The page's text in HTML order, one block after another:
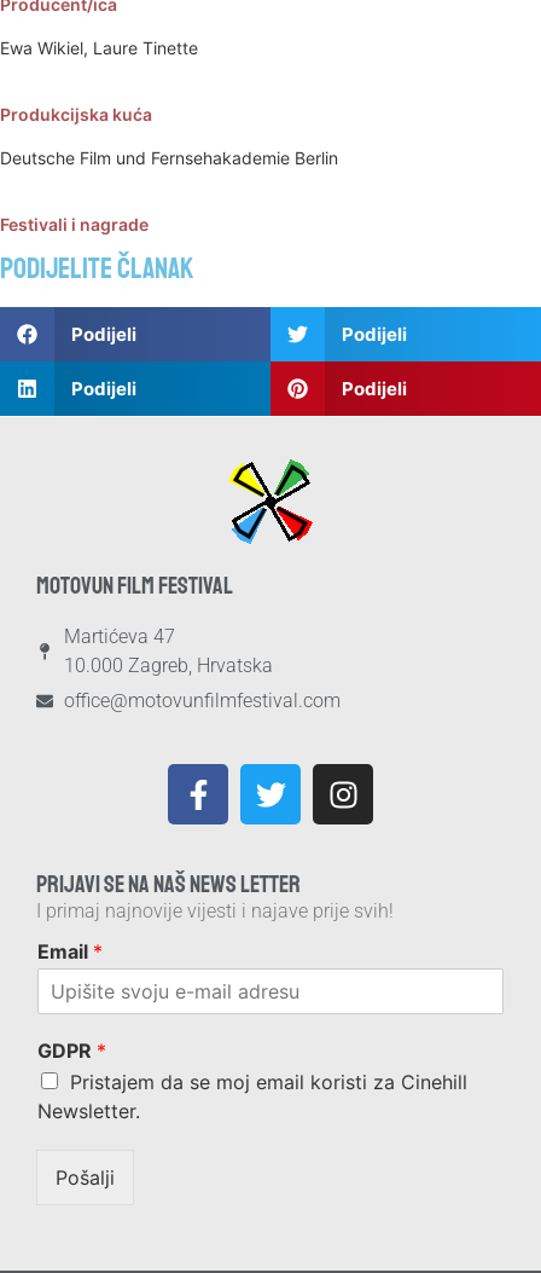
Producent/ica
Ewa Wikiel, Laure Tinette
Produkcijska kuća
Deutsche Film und Fernsehakademie Berlin
Festivali i nagrade
Podijelite članak
Podijeli Podijeli
Podijeli Podijeli
MOTOVUN FILM FESTIVAL
Martićeva 47
10.000 Zagreb, Hrvatska
office@motovunfilmfestival.com
PRIJAVI SE NA NAŠ NEWS LETTER
I primaj najnovije vijesti i najave prije svih!
Email *
GDPR *
Pristajem da se moj email koristi za Cinehill
Newsletter.
Pošalji